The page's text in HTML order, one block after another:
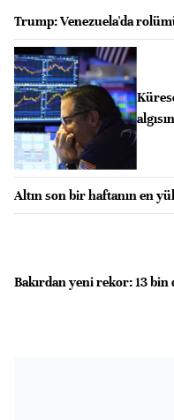
Trump: Venezuela'da
Altın son bir haftanın en
Bakırdan yeni rekor: 13 bin